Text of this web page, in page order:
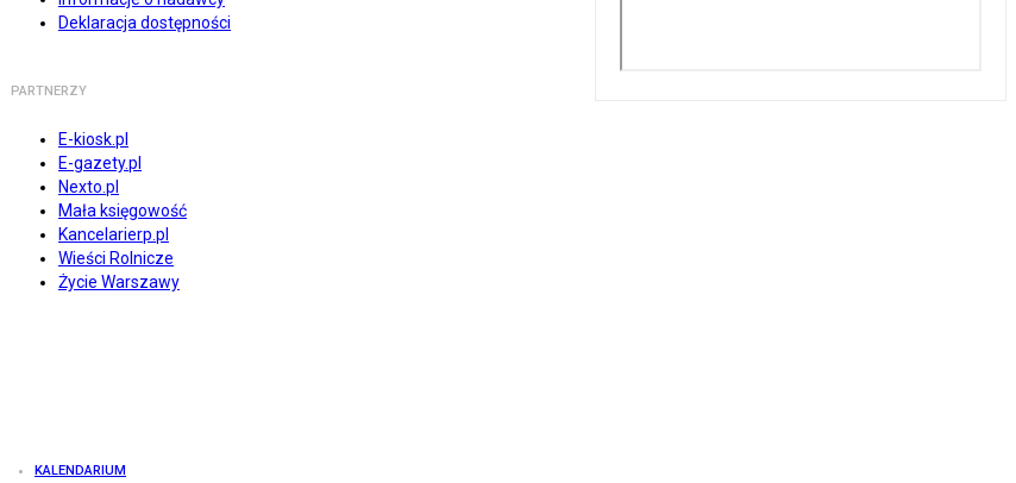
Deklaracja dostępności
PARTNERZY
E-kiosk.pl
E-gazety.pl
Nexto.pl
Mała księgowość
Kancelarierp.pl
Wieści Rolnicze
Życie Warszawy
KALENDARIUM